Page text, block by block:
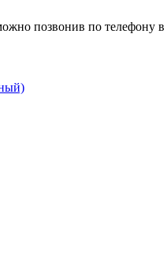
позвонив по телефону в